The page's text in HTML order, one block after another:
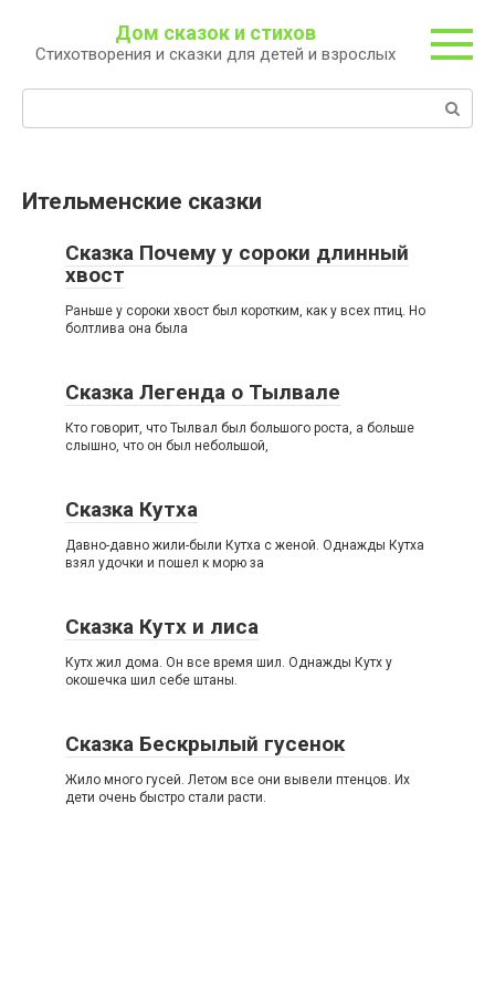
контенту
Дом сказок и стихов
Стихотворения и сказки для детей и взрослых
Ительменские сказки
Сказка Почему у сороки длинный
хвост
Раньше у сороки хвост был коротким, как у всех птиц. Но
болтлива она была
Сказка Легенда о Тылвале
Кто говорит, что Тылвал был большого роста, а больше
слышно, что он был небольшой,
Сказка Кутха
Давно-давно жили-были Кутха с женой. Однажды Кутха
взял удочки и пошел к морю за
Сказка Кутх и лиса
Кутх жил дома. Он все время шил. Однажды Кутх у
окошечка шил себе штаны.
Сказка Бескрылый гусенок
Жило много гусей. Летом все они вывели птенцов. Их
дети очень быстро стали расти.